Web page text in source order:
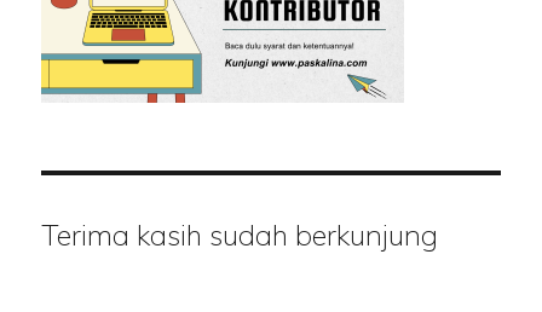
Terima kasih sudah berkunjung